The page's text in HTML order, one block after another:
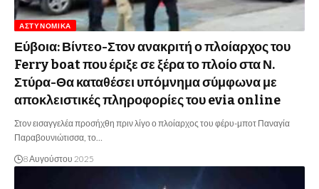
ΑΣΤΥΝΟΜΙΚΆ
Εύβοια: Βίντεο-Στον ανακριτή ο πλοίαρχος του
Ferry boat που έριξε σε ξέρα το πλοίο στα Ν.
Στύρα-Θα καταθέσει υπόμνημα σύμφωνα με
αποκλειστικές πληροφορίες του evia online
Στον εισαγγελέα προσήχθη πριν λίγο ο πλοίαρχος του φέρυ-μποτ Παναγία
Παραβουνιώτισσα, το…
8 Αυγούστου 2025